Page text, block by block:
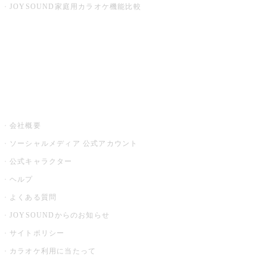
JOYSOUND家庭用カラオケ機能比較
会社概要
ソーシャルメディア 公式アカウント
公式キャラクター
ヘルプ
よくある質問
JOYSOUNDからのお知らせ
サイトポリシー
カラオケ利用に当たって